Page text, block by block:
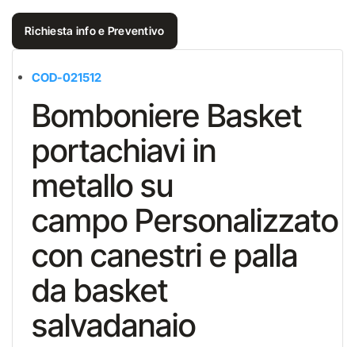
Richiesta info e Preventivo
COD-021512
Bomboniere Basket
portachiavi in
metallo su
campo Personalizzato
con canestri e palla
da basket
salvadanaio